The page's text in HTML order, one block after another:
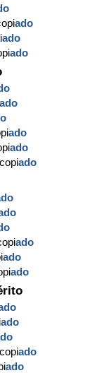
ado
ado
ado
ado
ado
ado
ado
ado
ado
ado
ado
ado
ado